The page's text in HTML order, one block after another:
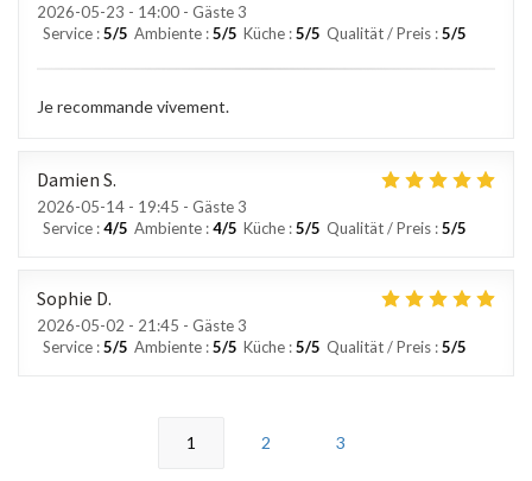
2026-05-23 - 14:00 - Gäste 3
Service :5/5 Ambiente :5/5 Küche :5/5 Qualität / Preis :5/5
Je recommande vivement.
Damien S
2026-05-14 - 19:45 - Gäste 3
Service :4/5 Ambiente :4/5 Küche :5/5 Qualität / Preis :5/5
Sophie D
2026-05-02 - 21:45 - Gäste 3
Service :5/5 Ambiente :5/5 Küche :5/5 Qualität / Preis :5/5
1 2 3